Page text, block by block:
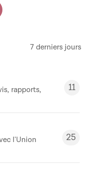
slide
7 derniers jours
rapports,
11
11
l'Union
25
25